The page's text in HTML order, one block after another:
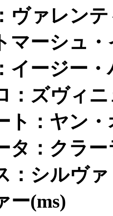
ヴァレン
マーシュ
イージー
：ズヴィ
ト：ヤン
タ：クラ
：シルヴ
ー(ms)